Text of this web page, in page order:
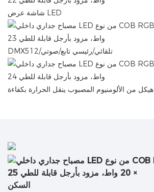
شاشة عرض LED
DMX512/تلقائي/رئيسي تابع/صوتي
هيكل من الألومنيوم المصبوب ينقل الحرارة بكفاءة
السكن